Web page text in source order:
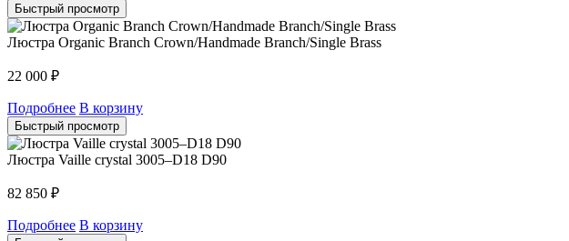
Быстрый просмотр
Люстра Organic Branch Crown/Handmade Branch/Single Brass
22 000 ₽
Подробнее В корзину
Быстрый просмотр
Люстра Vaille crystal 3005–D18 D90
82 850 ₽
Подробнее В корзину